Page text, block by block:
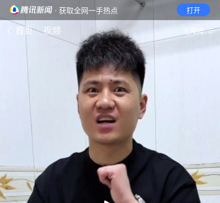
· 获取全网一手热点 打开
首页 视频 无障碍